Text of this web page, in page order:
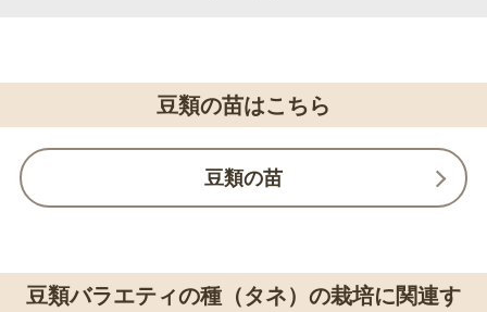
豆類の苗はこちら
豆類の苗
豆類バラエティの種（タネ）の栽培に関連す